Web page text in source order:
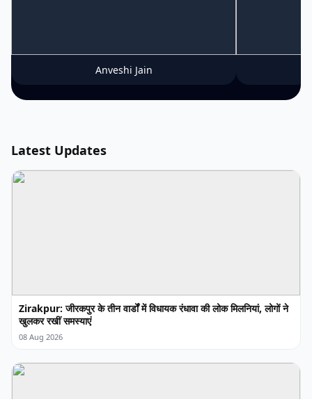
Anveshi Jain
Latest Updates
Zirakpur: जीरकपुर के तीन वार्डों में विधायक रंधावा की लोक मिलनियां, लोगों ने
खुलकर रखीं समस्याएं
08 Aug 2026